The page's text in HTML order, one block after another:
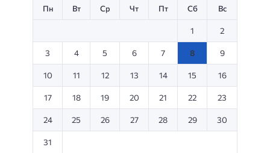
Пн Вт Ср Чт Пт Сб Вс
1 2
3 4 5 6 7 8 9
10 11 12 13 14 15 16
17 18 19 20 21 22 23
24 25 26 27 28 29 30
31